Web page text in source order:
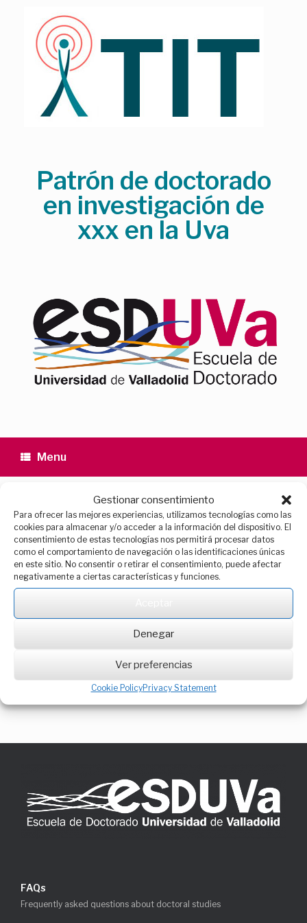
Gestionar consentimiento
Para ofrecer las mejores experiencias, utilizamos tecnologías como las
cookies para almacenar y/o acceder a la información del dispositivo. El
consentimiento de estas tecnologías nos permitirá procesar datos
como el comportamiento de navegación o las identificaciones únicas
en este sitio. No consentir o retirar el consentimiento, puede afectar
negativamente a ciertas características y funciones.
Denegar
Ver preferencias
Cookie PolicyPrivacy Statement
Patrón de doctorado
en investigación de
xxx en la Uva
Menu
Assessment and quality
Assessment and
quality
This degree has implemented the Institutional
Guarantee System of the University of Valladolid and
has the public information detailed below:
Reports
Results of the degree
FAQs
Frequently asked questions about doctoral studies